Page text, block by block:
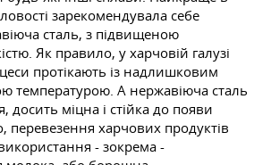
зарекомендувала себе
сталь, з підвищеною
Як правило, у харчовій галузі
протікають із надлишковим
температурою. А нержавіюча сталь
досить міцна і стійка до появи
перевезення харчових продуктів
- зокрема -